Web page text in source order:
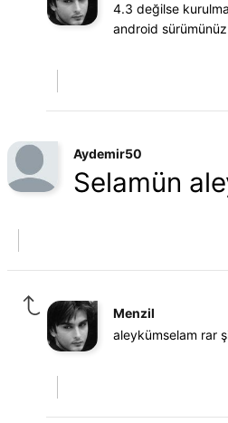
4.3 değilse
android
Aydemir50
Selamün
Menzil
aleykümselam rar